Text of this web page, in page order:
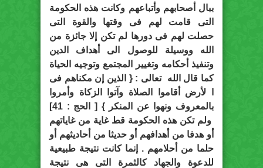
ببال أصحابهم وأتباعهم وكانت هذه الحكومة
التى قامت لهم فى وقتها والقوة التى
حصلت لهم فى دورها لم تكن إلا جائزة من
الله ووسيلة للوصول الى أهداف الدين
وتنفيذ أحكامه وتغيير المجتمع وتوجيه الحياة
كما قال الله تعالى : { الذين إن مكناهم فى
ا لأرض أقاموا الصلاة وآتوا الزكاة وأمروا
بالمعروف ونهوا عن المنكر } [ الحج : 41]
ولم تكن هذه الحكومة قط غاية من غاياتهم
أو هدفا من أهدافهم أو حديثا من أحاديثهم أو
حلما من أحلامهم . إنما كانت نتيجة طبيعية
للدعوة والجهاد كالثمرة التى هى نتيجة